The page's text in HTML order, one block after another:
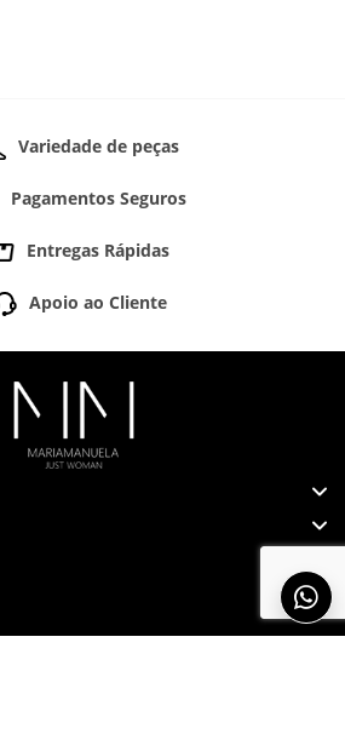
Variedade de peças
Pagamentos Seguros
Entregas Rápidas
Apoio ao Cliente